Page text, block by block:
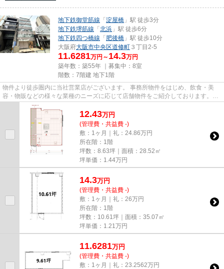
地下鉄御堂筋線 「淀屋橋 」駅 徒歩3分
地下鉄堺筋線 「北浜 」駅 徒歩6分
地下鉄四つ橋線 「肥後橋 」駅 徒歩10分
大阪府大阪市中央区道修町 ３丁目2-5
11.6281万円～ 14.3万円
築年数：築55年 ｜募集中： 8室
階数：7階建 地下1階
物件より徒歩圏内に当社営業店がございます。 事務所物件をはじめ、飲食・美
容・物販などの様々な業種のニーズに応じて店舗物件をご紹介しております。
尚、弊社ではおとり広告は一切...
12.43万円
(管理費・共益費 -)
敷：1ヶ月｜礼：24.86万円
所在階：1階
坪数：8.63坪｜面積：28.52㎡
坪単価： 1.44万円
14.3万円
(管理費・共益費 -)
敷：1ヶ月｜礼：26万円
所在階：1階
坪数：10.61坪｜面積：35.07㎡
坪単価： 1.21 万円
11.6281万円
(管理費・共益費 -)
敷：1ヶ月｜礼：23.2562万円